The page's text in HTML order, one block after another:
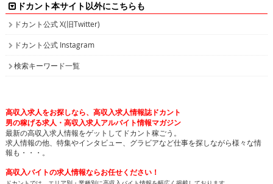
ドカント本サイト以外にこちらも
ドカント公式 X(旧Twitter)
ドカント公式 Instagram
検索キーワード一覧
高収入求人をお探しなら、高収入求人情報誌ドカント
男の稼げる求人・高収入求人アルバイト情報マガジン
最新の高収入求人情報をゲットしてドカント稼ごう。
求人情報の他、特集やインタビュー、グラビアなど仕事を探しながら様々な情
報も・・・。
高収入バイトの求人情報ならお任せください！